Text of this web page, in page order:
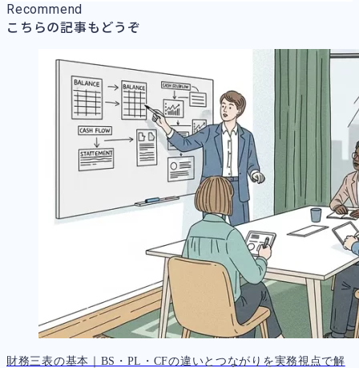
Recommend
こちらの記事もどうぞ
財務三表の基本｜BS・PL・CFの違いとつながりを実務視点で解